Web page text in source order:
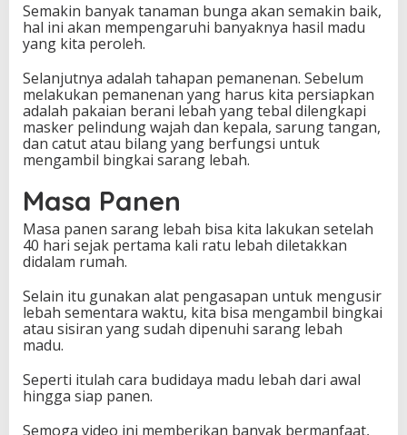
Semakin banyak tanaman bunga akan semakin baik,
hal ini akan mempengaruhi banyaknya hasil madu
yang kita peroleh.
Selanjutnya adalah tahapan pemanenan. Sebelum
melakukan pemanenan yang harus kita persiapkan
adalah pakaian berani lebah yang tebal dilengkapi
masker pelindung wajah dan kepala, sarung tangan,
dan catut atau bilang yang berfungsi untuk
mengambil bingkai sarang lebah.
Masa Panen
Masa panen sarang lebah bisa kita lakukan setelah
40 hari sejak pertama kali ratu lebah diletakkan
didalam rumah.
Selain itu gunakan alat pengasapan untuk mengusir
lebah sementara waktu, kita bisa mengambil bingkai
atau sisiran yang sudah dipenuhi sarang lebah
madu.
Seperti itulah cara budidaya madu lebah dari awal
hingga siap panen.
Semoga video ini memberikan banyak bermanfaat,